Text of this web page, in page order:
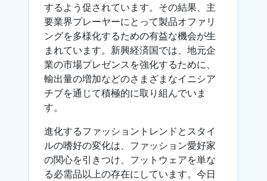
するよう促されています。その結果、主
要業界プレーヤーにとって製品オファリ
ングを多様化するための有益な機会が生
まれています。新興経済国では、地元企
業の市場プレゼンスを強化するために、
輸出量の増加などのさまざまなイニシア
チブを通じて積極的に取り組んでいま
す。
進化するファッショントレンドとスタイ
ルの嗜好の変化は、ファッション愛好家
の関心を引きつけ、フットウェアを単な
る必需品以上の存在にしています。今日